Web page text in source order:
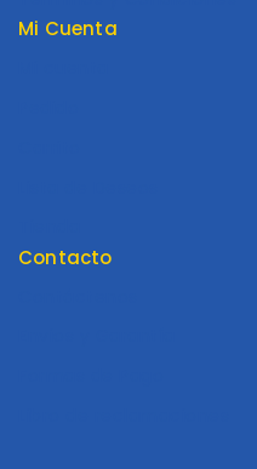
Mi Cuenta
Contacto